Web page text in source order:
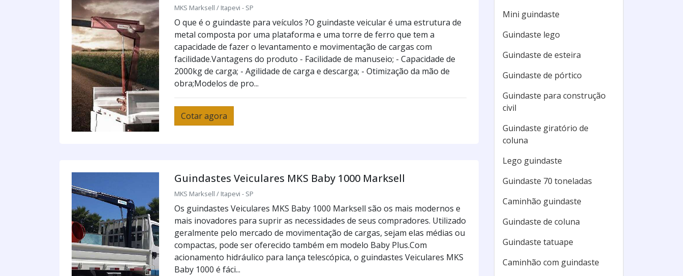
MKS Marksell / Itapevi - SP
O que é o guindaste para veículos ?O guindaste veicular é uma estrutura de
metal composta por uma plataforma e uma torre de ferro que tem a
capacidade de fazer o levantamento e movimentação de cargas com
facilidade.Vantagens do produto - Facilidade de manuseio; - Capacidade de
2000kg de carga; - Agilidade de carga e descarga; - Otimização da mão de
obra;Modelos de pro...
Cotar agora
Guindastes Veiculares MKS Baby 1000 Marksell
MKS Marksell / Itapevi - SP
Os guindastes Veiculares MKS Baby 1000 Marksell são os mais modernos e
mais inovadores para suprir as necessidades de seus compradores. Utilizado
geralmente pelo mercado de movimentação de cargas, sejam elas médias ou
compactas, pode ser oferecido também em modelo Baby Plus.Com
acionamento hidráulico para lança telescópica, o guindastes Veiculares MKS
Baby 1000 é fáci...
Mini guindaste
Guindaste lego
Guindaste de esteira
Guindaste de pórtico
Guindaste para construção
civil
Guindaste giratório de
coluna
Lego guindaste
Guindaste 70 toneladas
Caminhão guindaste
Guindaste de coluna
Guindaste tatuape
Caminhão com guindaste